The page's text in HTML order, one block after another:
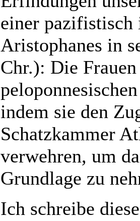
einer
Aristophanes in
Chr.): Die
indem sie den
Schatzkammer
verwehren, um
Grundlage zu
Ich schreibe